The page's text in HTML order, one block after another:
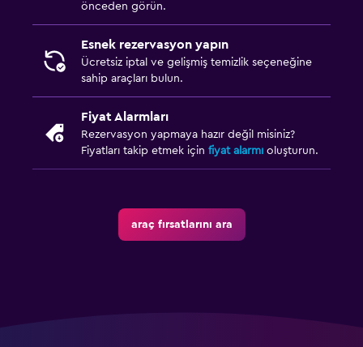
önceden görün.
Esnek rezervasyon yapın
Ücretsiz iptal ve gelişmiş temizlik seçeneğine
sahip araçları bulun.
Fiyat Alarmları
Rezervasyon yapmaya hazır değil misiniz?
Fiyatları takip etmek için fiyat alarmı oluşturun.
araç fırsatlarını ara